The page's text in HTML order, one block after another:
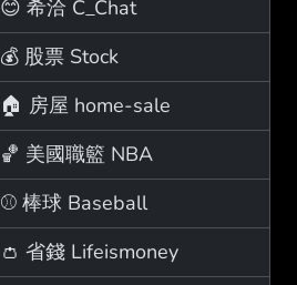
😊 希洽 C_Chat
💰 股票 Stock
🏠 房屋 home-sale
🏀 美國職籃 NBA
⚾ 棒球 Baseball
👛 省錢 Lifeismoney